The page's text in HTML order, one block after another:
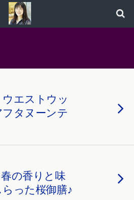
エストウッ
フタヌーンテ
の香りと味
った桜御膳♪